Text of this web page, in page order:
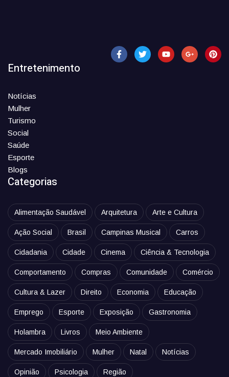
Entretenimento
Notícias
Mulher
Turismo
Social
Saúde
Esporte
Blogs
Categorias
Alimentação Saudável Arquitetura Arte e Cultura
Ação Social Brasil Campinas Musical Carros
Cidadania Cidade Cinema Ciência & Tecnologia
Comportamento Compras Comunidade Comércio
Cultura & Lazer Direito Economia Educação
Emprego Esporte Exposição Gastronomia
Holambra Livros Meio Ambiente
Mercado Imobiliário Mulher Natal Notícias
Opinião Psicologia Região